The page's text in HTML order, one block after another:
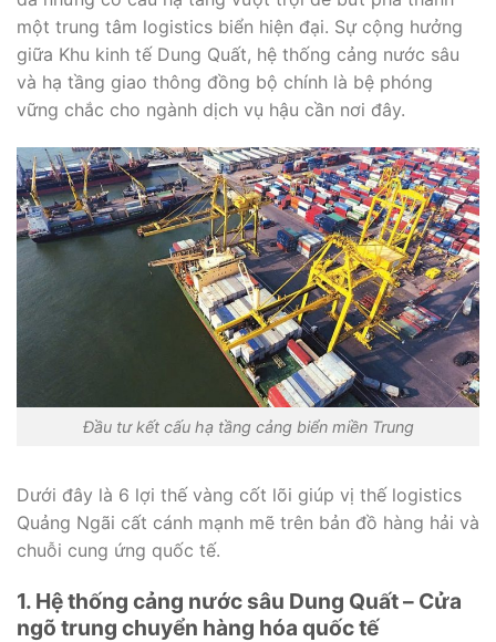
một trung tâm logistics biển hiện đại. Sự cộng hưởng
giữa Khu kinh tế Dung Quất, hệ thống cảng nước sâu
và hạ tầng giao thông đồng bộ chính là bệ phóng
vững chắc cho ngành dịch vụ hậu cần nơi đây.
Đầu tư kết cấu hạ tầng cảng biển miền Trung
Dưới đây là 6 lợi thế vàng cốt lõi giúp vị thế logistics
Quảng Ngãi cất cánh mạnh mẽ trên bản đồ hàng hải và
chuỗi cung ứng quốc tế.
1. Hệ thống cảng nước sâu Dung Quất – Cửa
ngõ trung chuyển hàng hóa quốc tế